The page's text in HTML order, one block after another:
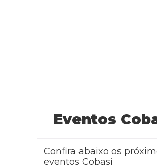
Eventos
Confira abaixo os
eventos Cobasi